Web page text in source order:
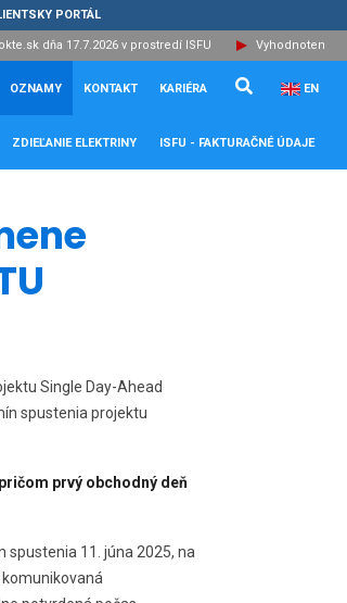
PORTÁL
dňa 17.7.2026 v prostredí ISFU Vyhodnotenie
Zatvoriť
OZNAMY KONTAKT KARIÉRA EN
ZDIEĽANIE ELEKTRINY ISFU - FAKTURAČNÉ ÚDAJE
Single Day-Ahead
spustenia projektu
prvý obchodný deň
spustenia 11. júna 2025, na